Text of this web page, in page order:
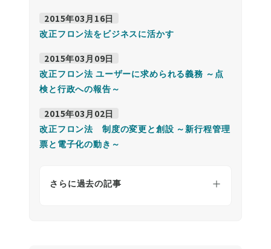
2015年03月16日
改正フロン法をビジネスに活かす
2015年03月09日
改正フロン法 ユーザーに求められる義務 ～点
検と行政への報告～
2015年03月02日
改正フロン法 制度の変更と創設 ～新行程管理
票と電子化の動き～
さらに過去の記事